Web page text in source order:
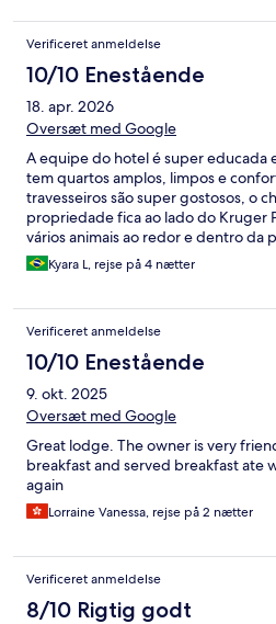
Verificeret anmeldelse
10/10 Enestående
18. apr. 2026
Oversæt med Google
A equipe do hotel é super educada
tem quartos amplos, limpos e
travesseiros são super gostosos, o
propriedade fica ao lado do Kruger
vários animais ao redor e dentro da
manhã, almoço e jantar deliciosos e
cardápio, inclusive com opções
Kyara L, rejse på 4 nætter
Verificeret anmeldelse
10/10 Enestående
9. okt. 2025
Oversæt med Google
Great lodge. The owner is very
breakfast and served breakfast ate
again
Lorraine Vanessa, rejse på 2 nætter
Verificeret anmeldelse
8/10 Rigtig godt